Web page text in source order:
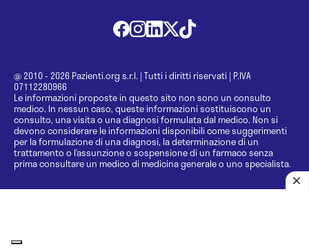
@ 2010 - 2026 Pazienti.org s.r.l. | Tutti i diritti riservati | P.IVA
07112280966
Le informazioni proposte in questo sito non sono un consulto
medico. In nessun caso, queste informazioni sostituiscono un
consulto, una visita o una diagnosi formulata dal medico. Non si
devono considerare le informazioni disponibili come suggerimenti
per la formulazione di una diagnosi, la determinazione di un
trattamento o l’assunzione o sospensione di un farmaco senza
prima consultare un medico di medicina generale o uno specialista.